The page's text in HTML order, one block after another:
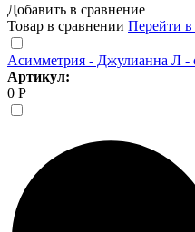
Добавить в сравнение
Товар в сравнении Перейти в
Асимметрия - Джулианна Л -
Артикул:
0 Р